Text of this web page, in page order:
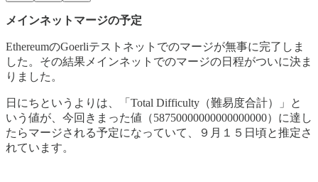
メインネットマージの予定
EthereumのGoerliテストネットでのマージが無事に完了しま
した。その結果メインネットでのマージの日程がついに決ま
りました。
日にちというよりは、「Total Difficulty（難易度合計）」と
いう値が、今回きまった値（58750000000000000000）に達し
たらマージされる予定になっていて、９月１５日頃と推定さ
れています。